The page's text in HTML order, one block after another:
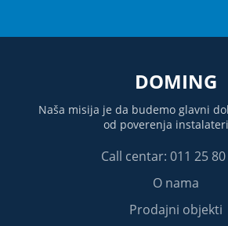
DOMING
Naša misija je da budemo glavni
od poverenja
Call centar: 011 25
O nama
Prodajni objekti